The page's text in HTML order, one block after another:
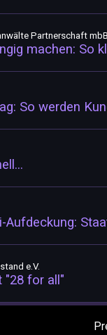
Partnerschaft mbB
machen: So
So werden
Aufdeckung:
e.V.
"28 for all"